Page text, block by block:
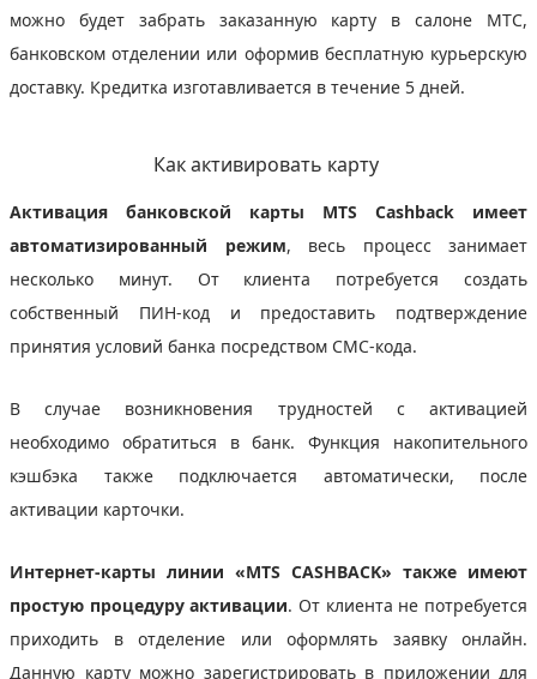
можно будет забрать заказанную карту в салоне МТС,
банковском отделении или оформив бесплатную курьерскую
доставку. Кредитка изготавливается в течение 5 дней.
Как активировать карту
Активация банковской карты MTS Cashback имеет
автоматизированный режим, весь процесс занимает
несколько минут. От клиента потребуется создать
собственный ПИН-код и предоставить подтверждение
принятия условий банка посредством СМС-кода.
В случае возникновения трудностей с активацией
необходимо обратиться в банк. Функция накопительного
кэшбэка также подключается автоматически, после
активации карточки.
Интернет-карты линии «MTS CASHBACK» также имеют
простую процедуру активации. От клиента не потребуется
приходить в отделение или оформлять заявку онлайн.
Данную карту можно зарегистрировать в приложении для